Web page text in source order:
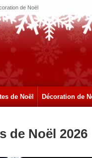
de Noël
de Noël Décoration de
de Noël 2026